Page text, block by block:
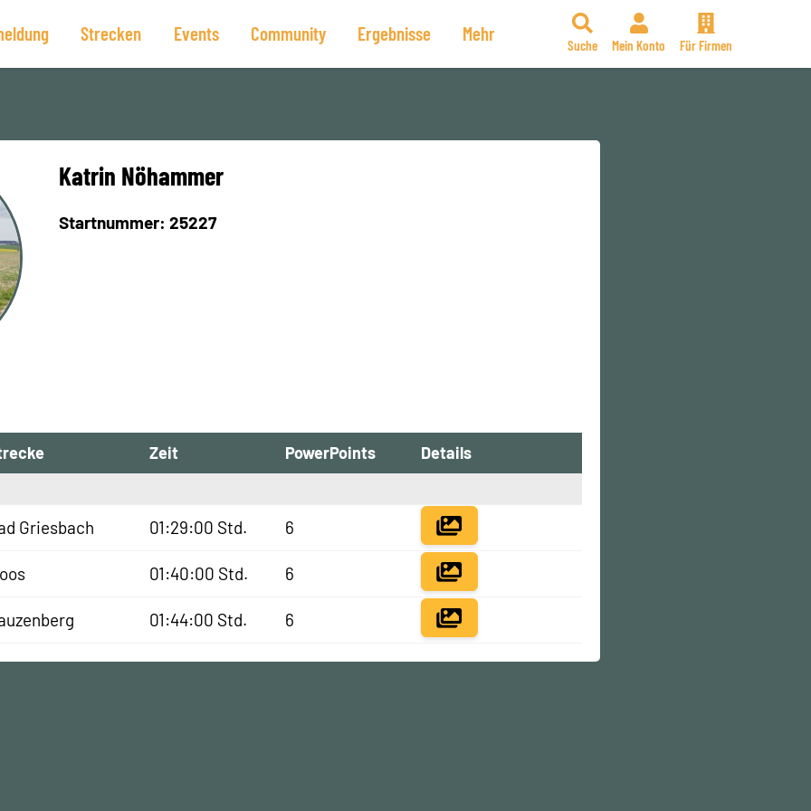
Strecken Events Community Ergebnisse Mehr
Suche Mein Konto Für Firmen
Katrin Nöhammer
Startnummer: 25227
Zeit PowerPoints Details
Griesbach 01:29:00 Std. 6
01:40:00 Std. 6
01:44:00 Std. 6